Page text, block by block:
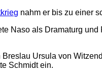
nahm er bis zu einer
Naso als Dramaturg
Breslau Ursula von
Schmidt ein.